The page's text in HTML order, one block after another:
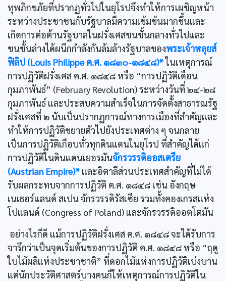
ทุพภิกขภัยที่ปรากฏทั่วไปในยุโรปจึงทำให้การเผชิญหน้า
ระหว่างประชาชนกับรัฐบาลมีความเข้มข้นมากขึ้นและ
เกิดการต่อต้านรัฐบาลในฝรั่งเศสชนชั้นกลางทั่วไปและ
ชนชั้นล่างได้ผนึกกำลังกันล้มล้างรัฐบาลของพระเจ้าหลุยส์
ฟิลิป (Louis Philippe ค.ศ. ๑๘๓๐-๑๘๔๘)*ในเหตุการณ์
การปฏิวัติฝรั่งเศส ค.ศ. ๑๘๔๘ หรือ “การปฏิวัติเดือน
กุมภาพันธ์” (February Revolution) ระหว่างวันที่ ๒๔-๒๘
กุมภาพันธ์ และประสบความสำเร็จในการจัดตั้งสาธารณรัฐ
ฝรั่งเศสที่ ๒ นับเป็นปรากฏการณ์ทางการเมืองที่สำคัญและ
ทำให้การปฏิวัติขยายตัวไปยังประเทศต่าง ๆ จนกลาย
เป็นการปฏิวัติเกือบทั่วทุกดินแดนในยุโรป ที่สำคัญได้แก่
การปฏิวัติในดินแดนเยอรมันจักรวรรดิออสเตรีย
(Austrian Empire)* และอิตาลีส่วนประเทศสำคัญที่ไม่ได้
รับผลกระทบจากการปฏิวัติ ค.ศ. ๑๘๔๘ เช่น อังกฤษ
เนเธอร์แลนด์ สเปน จักรวรรดิรัสเซีย รวมทั้งคองเกรสแห่ง
โปแลนด์ (Congress of Poland) และจักรวรรดิออตโตมัน
อย่างไรก็ดี แม้การปฏิวัติฝรั่งเศส ค.ศ. ๑๘๔๘ จะได้รับการ
จารึกว่าเป็นจุดเริ่มต้นของการปฏิวัติ ค.ศ. ๑๘๔๘ หรือ “ฤดู
ใบไม้ผลิแห่งประชาชาติ” ที่ดอกไม้แห่งการปฏิวัติเบ่งบาน
แต่นักประวัติศาสตร์บางคนก็ให้เหตุการณ์การปฏิวัติใน